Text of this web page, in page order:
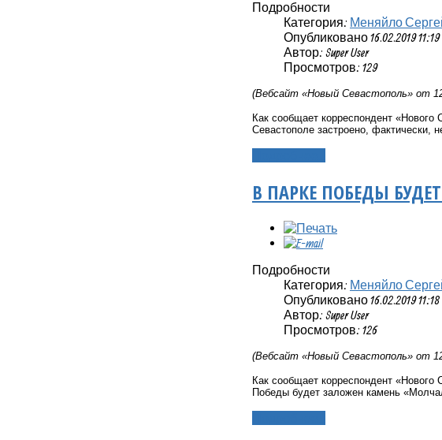
Подробности
Категория: Меняйло
Опубликовано 16.02.2019 11:19
Автор: Super User
Просмотров: 129
(Вебсайт «Новый Севастополь» от
Как сообщает корреспондент
Севастополе застроено, фактически,
В ПАРКЕ ПОБЕДЫ
Подробности
Категория: Меняйло
Опубликовано 16.02.2019 11:18
Автор: Super User
Просмотров: 126
(Вебсайт «Новый Севастополь» от
Как сообщает корреспондент
Победы будет заложен камень